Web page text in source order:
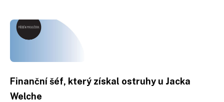
Finanční šéf, který získal ostruhy u Jacka
Welche